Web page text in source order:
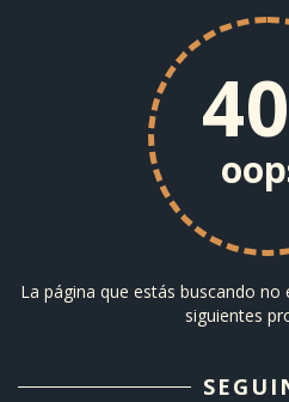
La página que estás buscando
siguientes